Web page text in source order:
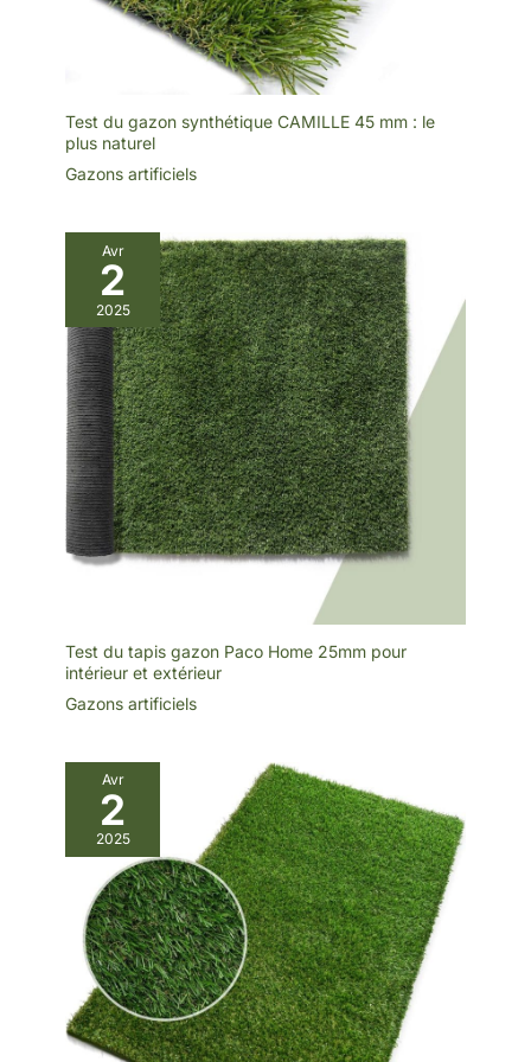
Test du gazon synthétique CAMILLE 45 mm : le
plus naturel
Gazons artificiels
Avr
2
2025
Test du tapis gazon Paco Home 25mm pour
intérieur et extérieur
Gazons artificiels
Avr
2
2025